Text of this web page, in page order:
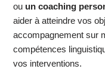
ou un coaching
aider à atteindre vos
accompagnement sur
compétences
vos interventions.